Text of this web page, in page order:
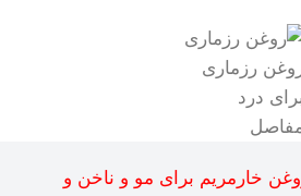
رزماری
درد
روغن خارمریم برای مو و ناخن و